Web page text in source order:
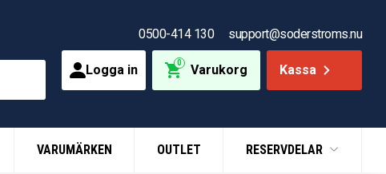
0500-414 130 support@soderstroms.nu
Logga in 0 Varukorg Kassa
VARUMÄRKEN OUTLET RESERVDELAR